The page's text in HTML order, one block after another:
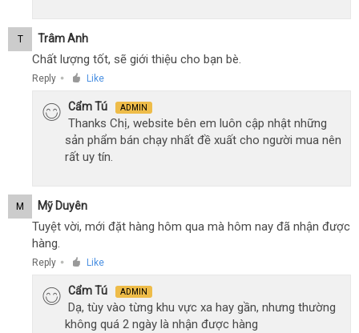
T Trâm Anh
Chất lượng tốt, sẽ giới thiệu cho bạn bè.
Reply ● Like
Cẩm Tú ADMIN
Thanks Chị, website bên em luôn cập nhật những
sản phẩm bán chạy nhất đề xuất cho người mua nên
rất uy tín.
M Mỹ Duyên
Tuyệt vời, mới đặt hàng hôm qua mà hôm nay đã nhận được
hàng.
Reply ● Like
Cẩm Tú ADMIN
Dạ, tùy vào từng khu vực xa hay gần, nhưng thường
không quá 2 ngày là nhận được hàng